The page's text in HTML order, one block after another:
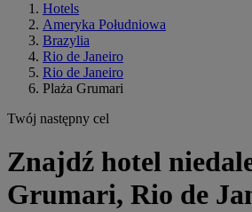
Hotels
Ameryka Południowa
Brazylia
Rio de Janeiro
Rio de Janeiro
Plaża Grumari
Twój następny cel
Znajdź hotel
Grumari, Rio de